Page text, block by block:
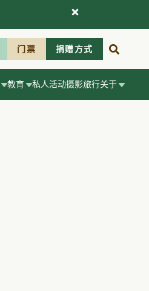
门票 捐赠方式
教育 私人活动摄影旅行关于